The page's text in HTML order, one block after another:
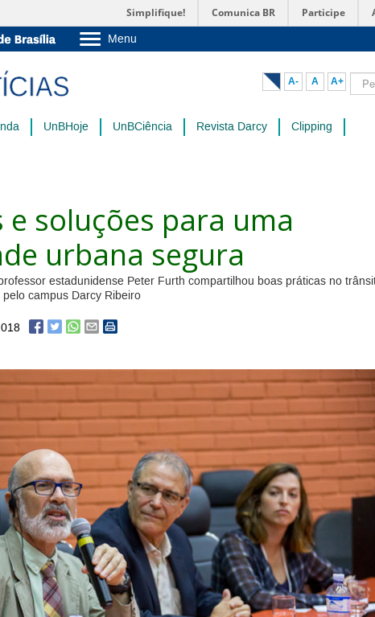
Simplifique! Comunica BR Participe
Menu
Pós-Graduação
Administração
A- A A+
UnBHoje UnBCiência Revista Darcy Clipping
e soluções para uma
urbana segura
estadunidense Peter Furth compartilhou boas práticas no
campus Darcy Ribeiro